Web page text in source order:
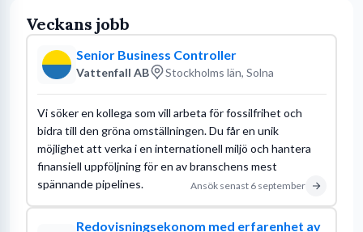
Veckans jobb
Senior Business Controller
Vattenfall AB Stockholms län, Solna
Vi söker en kollega som vill arbeta för fossilfrihet och
bidra till den gröna omställningen. Du får en unik
möjlighet att verka i en internationell miljö och hantera
finansiell uppföljning för en av branschens mest
spännande pipelines.
Ansök senast 6 september
Redovisningsekonom med erfarenhet av